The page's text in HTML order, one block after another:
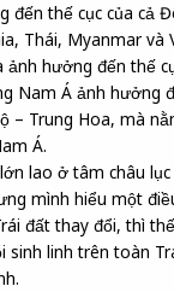
đến thế cục của cả
Thái, Myanmar và
ảnh hưởng đến thế
Nam Á ảnh hưởng
– Trung Hoa, mà
Á.
lao ở tâm châu
mình hiểu một
đất thay đổi, thì
sinh linh trên toàn